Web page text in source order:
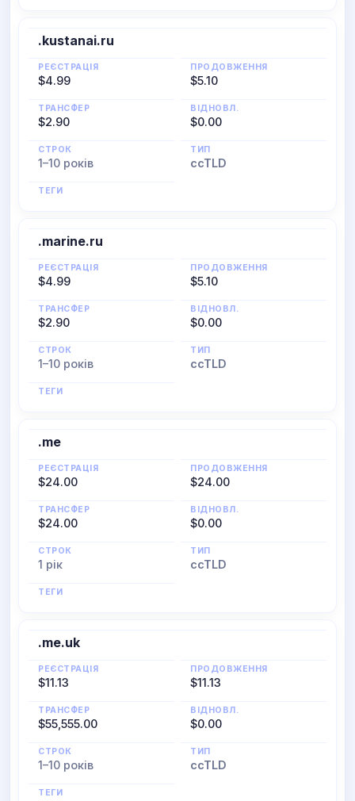
.kustanai.ru
РЕЄСТРАЦІЯ
$4.99
ПРОДОВЖЕННЯ
$5.10
ТРАНСФЕР
$2.90
ВІДНОВЛ.
$0.00
СТРОК
1–10 років
ТИП
ccTLD
ТЕГИ
.marine.ru
РЕЄСТРАЦІЯ
$4.99
ПРОДОВЖЕННЯ
$5.10
ТРАНСФЕР
$2.90
ВІДНОВЛ.
$0.00
СТРОК
1–10 років
ТИП
ccTLD
ТЕГИ
.me
РЕЄСТРАЦІЯ
$24.00
ПРОДОВЖЕННЯ
$24.00
ТРАНСФЕР
$24.00
ВІДНОВЛ.
$0.00
СТРОК
1 рік
ТИП
ccTLD
ТЕГИ
.me.uk
РЕЄСТРАЦІЯ
$11.13
ПРОДОВЖЕННЯ
$11.13
ТРАНСФЕР
$55,555.00
ВІДНОВЛ.
$0.00
СТРОК
1–10 років
ТИП
ccTLD
ТЕГИ